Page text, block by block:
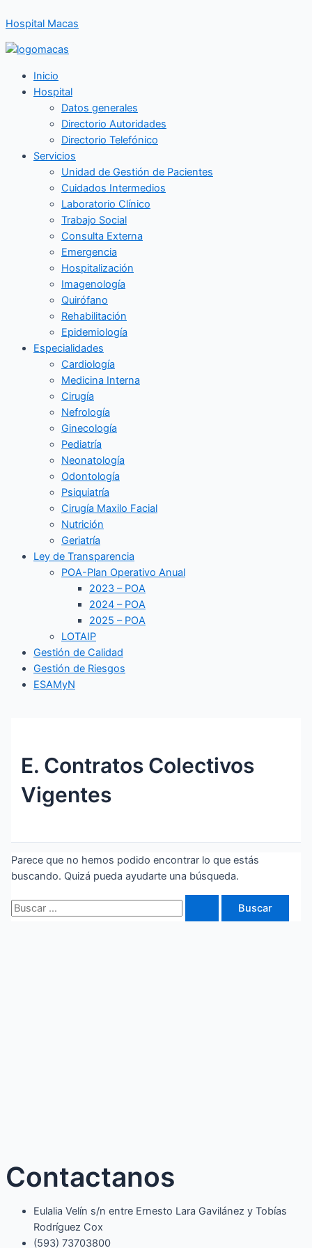
al
contenido
Hospital Macas
Inicio
Hospital
Datos generales
Directorio Autoridades
Directorio Telefónico
Servicios
Unidad de Gestión de Pacientes
Cuidados Intermedios
Laboratorio Clínico
Trabajo Social
Consulta Externa
Emergencia
Hospitalización
Imagenología
Quirófano
Rehabilitación
Epidemiología
Especialidades
Cardiología
Medicina Interna
Cirugía
Nefrología
Ginecología
Pediatría
Neonatología
Odontología
Psiquiatría
Cirugía Maxilo Facial
Nutrición
Geriatría
Ley de Transparencia
POA-Plan Operativo Anual
2023 – POA
2024 – POA
2025 – POA
LOTAIP
Gestión de Calidad
Gestión de Riesgos
ESAMyN
E. Contratos Colectivos
Vigentes
Parece que no hemos podido encontrar lo que estás
buscando. Quizá pueda ayudarte una búsqueda.
Buscar
por:
Contactanos
Eulalia Velín s/n entre Ernesto Lara Gavilánez y Tobías
Rodríguez Cox
(593) 73703800​